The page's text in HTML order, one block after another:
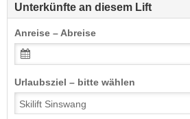
Unterkünfte an diesem Lift
Anreise – Abreise
Urlaubsziel – bitte wählen